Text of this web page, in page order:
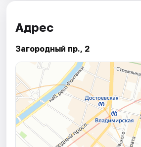
Адрес
Загородный пр., 2